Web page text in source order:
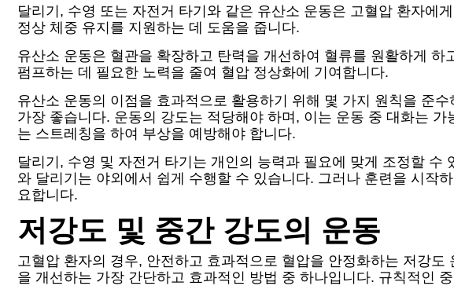
달리기, 수영 또는 자전거 타기와 같은 유산소 운동은 고혈압 환자에
정상 체중 유지를 지원하는 데 도움을 줍니다.
유산소 운동은 혈관을 확장하고 탄력을 개선하여 혈류를 원활하게
펌프하는 데 필요한 노력을 줄여 혈압 정상화에 기여합니다.
유산소 운동의 이점을 효과적으로 활용하기 위해 몇 가지 원칙을 준
가장 좋습니다. 운동의 강도는 적당해야 하며, 이는 운동 중 대화는
는 스트레칭을 하여 부상을 예방해야 합니다.
달리기, 수영 및 자전거 타기는 개인의 능력과 필요에 맞게 조정할
와 달리기는 야외에서 쉽게 수행할 수 있습니다. 그러나 훈련을 시작
요합니다.
저강도 및 중간 강도의 운동
고혈압 환자의 경우, 안전하고 효과적으로 혈압을 안정화하는 저강
을 개선하는 가장 간단하고 효과적인 방법 중 하나입니다. 규칙적인